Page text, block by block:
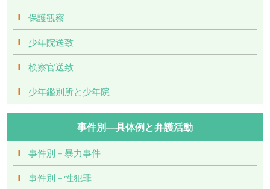
保護観察
少年院送致
検察官送致
少年鑑別所と少年院
事件別―具体例と弁護活動
事件別－暴力事件
事件別－性犯罪